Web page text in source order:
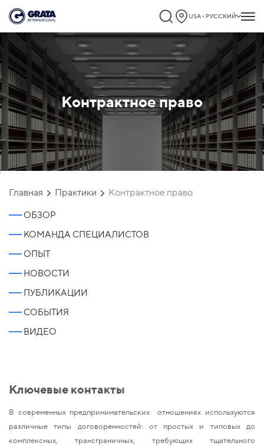
USA - РУССКИЙ
Контрактное право
`
Главная Практики Контрактное право
ОБЗОР
КОМАНДА СПЕЦИАЛИСТОВ
ОПЫТ
НОВОСТИ
ПУБЛИКАЦИИ
СОБЫТИЯ
ВИДЕО
Ключевые контакты
В современных предпринимательских отношениях используются
различные типы договоренностей: от простых и типовых до
комплексных, трансграничных, требующих тщательного